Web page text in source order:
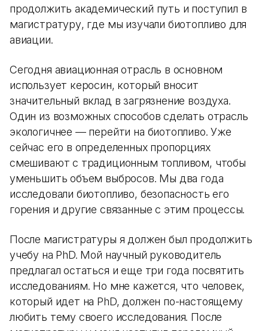
продолжить академический путь и поступил в
магистратуру, где мы изучали биотопливо для
авиации.
Сегодня авиационная отрасль в основном
использует керосин, который вносит
значительный вклад в загрязнение воздуха.
Один из возможных способов сделать отрасль
экологичнее — перейти на биотопливо. Уже
сейчас его в определенных пропорциях
смешивают с традиционным топливом, чтобы
уменьшить объем выбросов. Мы два года
исследовали биотопливо, безопасность его
горения и другие связанные с этим процессы.
После магистратуры я должен был продолжить
учебу на PhD. Мой научный руководитель
предлагал остаться и еще три года посвятить
исследованиям. Но мне кажется, что человек,
который идет на PhD, должен по-настоящему
любить тему своего исследования. После